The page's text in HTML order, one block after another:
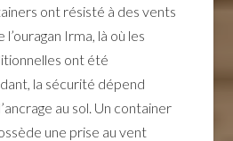
ont résisté à des vents
Irma, là où les
ont été
la sécurité dépend
au sol. Un container
une prise au vent